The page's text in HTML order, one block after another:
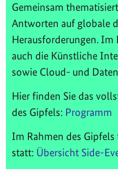
Gemeinsam
Antworten auf globale
Herausforderungen. Im
auch die Künstliche
sowie Cloud- und
Hier finden Sie das
des Gipfels: Programm
Im Rahmen des
statt: Übersicht Side-